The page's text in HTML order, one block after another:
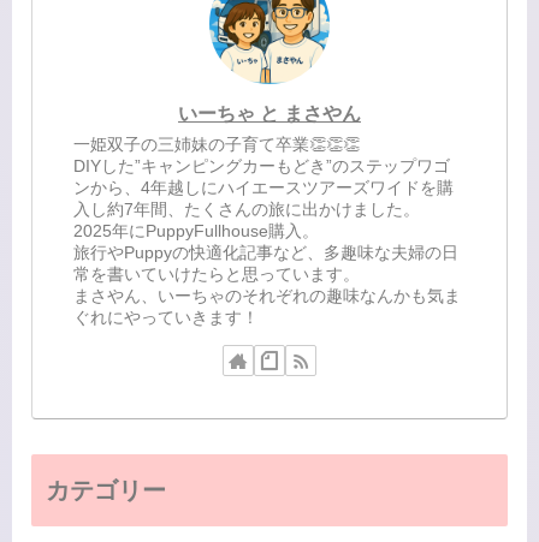
いーちゃ と まさやん
一姫双子の三姉妹の子育て卒業👏👏👏
DIYした”キャンピングカーもどき”のステップワゴ
ンから、4年越しにハイエースツアーズワイドを購
入し約7年間、たくさんの旅に出かけました。
2025年にPuppyFullhouse購入。
旅行やPuppyの快適化記事など、多趣味な夫婦の日
常を書いていけたらと思っています。
まさやん、いーちゃのそれぞれの趣味なんかも気ま
ぐれにやっていきます！
カテゴリー